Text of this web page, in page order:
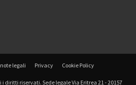
legali Privacy Cookie Policy
diritti riservati. Sede legale Via Eritrea 21 - 20157